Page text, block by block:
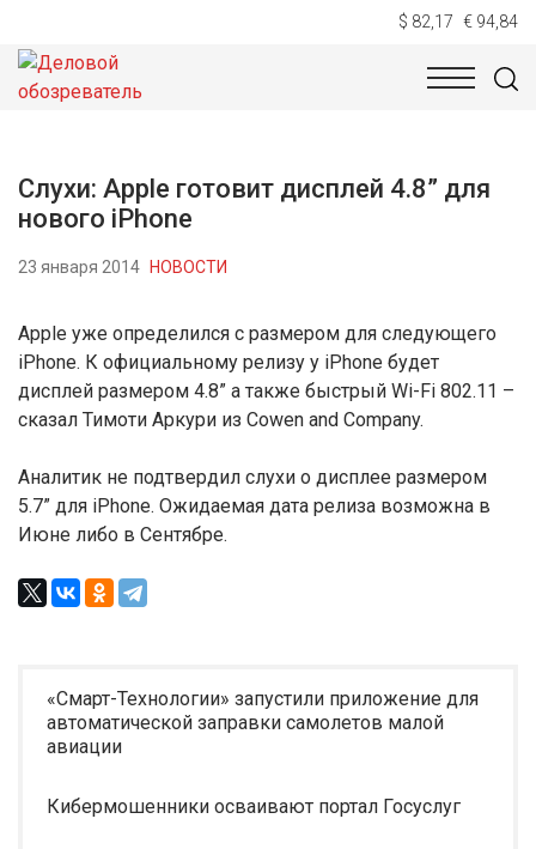
$ 82,17 € 94,84
НОВОСТИ
Слухи: Apple готовит дисплей 4.8” для
нового iPhone
23 января 2014 НОВОСТИ
Apple уже определился с размером для следующего
iPhone. К официальному релизу у iPhone будет
дисплей размером 4.8” а также быстрый Wi-Fi 802.11 –
сказал Тимоти Аркури из Cowen and Company.
Аналитик не подтвердил слухи о дисплее размером
5.7” для iPhone. Ожидаемая дата релиза возможна в
Июне либо в Сентябре.
«Смарт-Технологии» запустили приложение для
автоматической заправки самолетов малой
авиации
Кибермошенники осваивают портал Госуслуг